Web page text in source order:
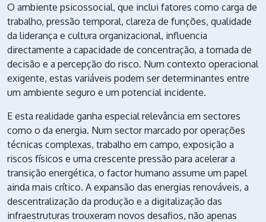
O ambiente psicossocial, que inclui fatores como carga de
trabalho, pressão temporal, clareza de funções, qualidade
da liderança e cultura organizacional, influencia
directamente a capacidade de concentração, a tomada de
decisão e a percepção do risco. Num contexto operacional
exigente, estas variáveis podem ser determinantes entre
um ambiente seguro e um potencial incidente.
E esta realidade ganha especial relevância em sectores
como o da energia. Num sector marcado por operações
técnicas complexas, trabalho em campo, exposição a
riscos físicos e uma crescente pressão para acelerar a
transição energética, o factor humano assume um papel
ainda mais crítico. A expansão das energias renováveis, a
descentralização da produção e a digitalização das
infraestruturas trouxeram novos desafios, não apenas